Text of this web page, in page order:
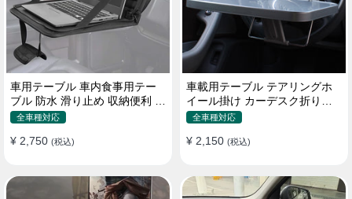
車用テーブル 車内食事用テー
ブル 防水 滑り止め 収納便利 多
機能ラップトップバッグ
全車種対応
¥ 2,750 (税込)
車載用テーブル テアリングホ
イール掛け カーデスク折りた
たみ式 パソコン 食事 物置
全車種対応
¥ 2,150 (税込)